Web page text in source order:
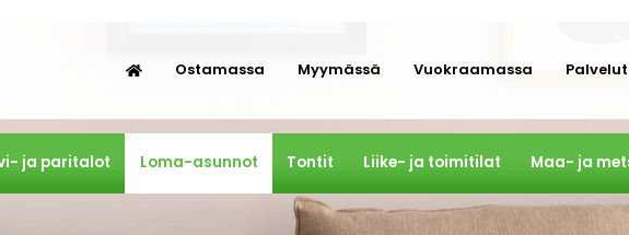
Ostamassa Myymässä Vuokraamassa Palvelut
ja paritalot Loma-asunnot Tontit Liike- ja toimitilat Maa- ja